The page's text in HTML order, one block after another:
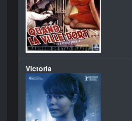
Victoria